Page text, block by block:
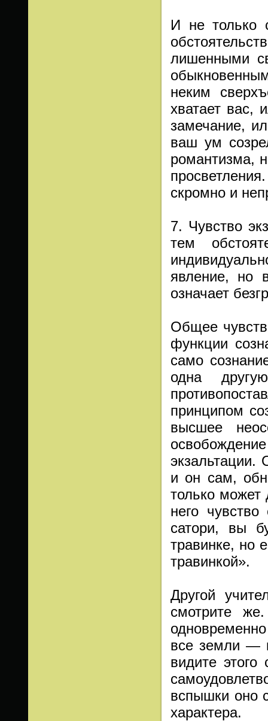
И не только
лишенными
неким
хватает вас,
замечание,
ваш ум
романтизма,
скромно и
7. Чувство
тем
явление, но
означает
Общее
функции
само
одна
принципом
высшее
экзальтации.
и он сам,
только
него
сатори, вы
травинке, но
травинкой».
Другой
смотрите
все земли —
видите
вспышки оно
характера.